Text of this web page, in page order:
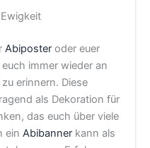
Abiposter oder euer
immer wieder an
erinnern. Diese
als Dekoration für
das euch über viele
ein Abibanner kann als